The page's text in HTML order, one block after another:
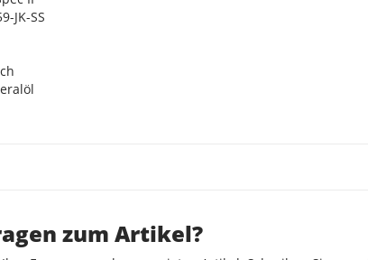
JK-SS
zum Artikel?